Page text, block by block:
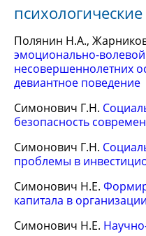
Полянин Н.А.,
эмоционально-
несовершеннолетних
девиантное поведение
Симонович Г.Н.
безопасность
Симонович Г.Н.
проблемы в
Симонович Н.Е.
капитала в организации
Симонович Н.Е.